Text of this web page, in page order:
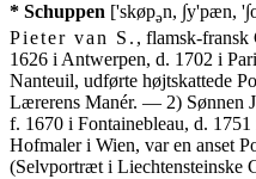
* Schuppen ['skøpən, ∫y'pæn,
Pieter van S. , flamsk-fransk
1626 i Antwerpen, d. 1702 i
Nanteuil, udførte højtskattede
Lærerens Manér. — 2) Sønnen
f. 1670 i Fontainebleau, d. 1751
Hofmaler i Wien, var en anset
(Selvportræt i Liechtensteinske